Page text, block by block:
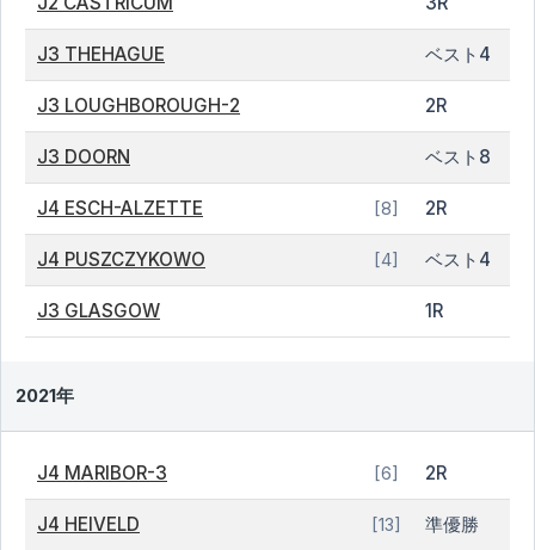
J3 THEHAGUE ベスト4
J3 LOUGHBOROUGH-2 2R
J3 DOORN ベスト8
J4 ESCH-ALZETTE [8] 2R
J4 PUSZCZYKOWO [4] ベスト4
J3 GLASGOW 1R
2021年
J4 MARIBOR-3 [6] 2R
J4 HEIVELD [13] 準優勝